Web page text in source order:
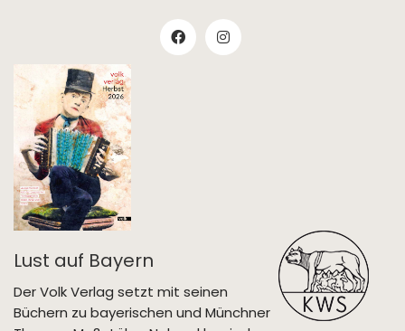
Lust auf Bayern
Der Volk Verlag setzt mit seinen
Büchern zu bayerischen und Münchner